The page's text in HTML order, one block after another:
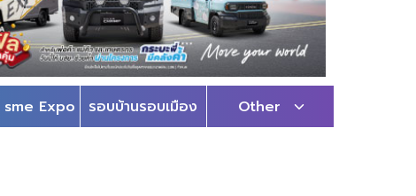
Expo รอบบ้านรอบเมือง Other